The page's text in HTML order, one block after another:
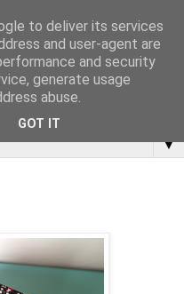
▼
to deliver its services
and user-agent are
and security
generate usage
abuse.
GOT IT